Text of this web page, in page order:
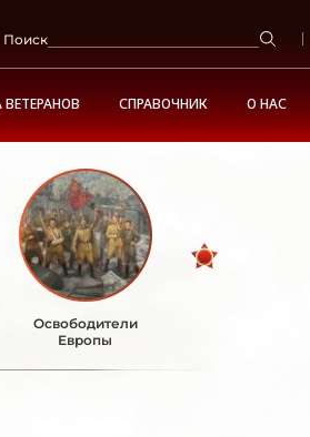
Поиск
ВЕТЕРАНОВ СПРАВОЧНИК О НАС
Освободители
Европы